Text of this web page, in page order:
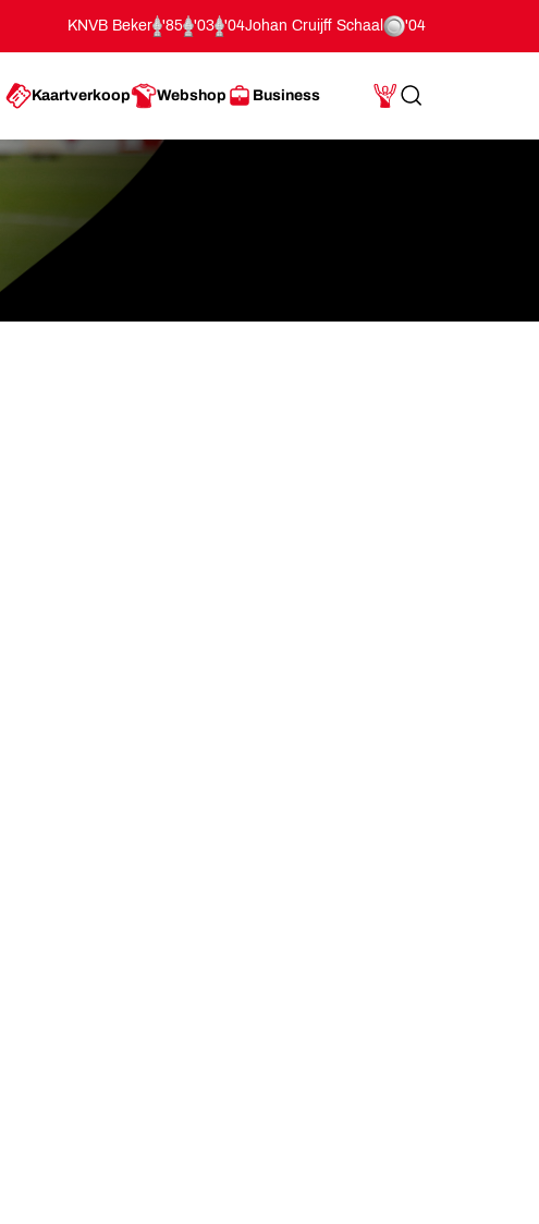
KNVB Beker '85 '03 '04Johan Cruijff Schaal '04
Kaartverkoop Webshop Business
Mijn Account
Search